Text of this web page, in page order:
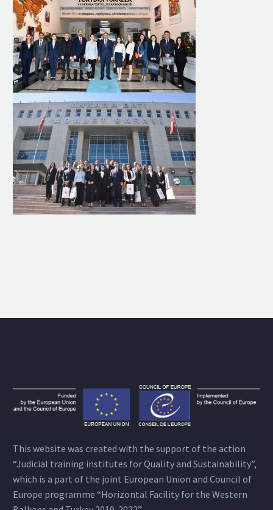
This website was created with the support of the action
“Judicial training institutes for Quality and Sustainability”,
which is a part of the joint European Union and Council of
Europe programme “Horizontal Facility for the Western